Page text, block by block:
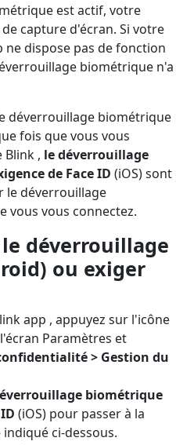
est actif, votre
capture d'écran. Si votre
dispose pas de fonction
biométrique n'a
déverrouillage biométrique
fois que vous vous
Blink , le déverrouillage
de Face ID (iOS) sont
le déverrouillage
vous vous connectez.
déverrouillage
ou exiger
app , appuyez sur l'icône
Paramètres et
> Gestion du
biométrique
(iOS) pour passer à la
indiqué ci-dessous.